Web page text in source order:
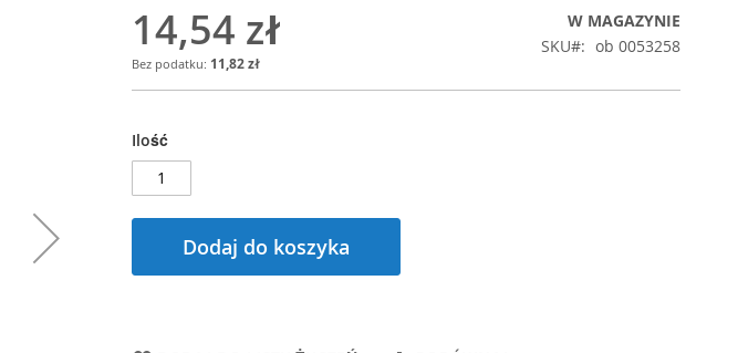
14,54 zł
11,82 zł
W MAGAZYNIE
SKU
ob 0053258
Ilość
Dodaj do koszyka